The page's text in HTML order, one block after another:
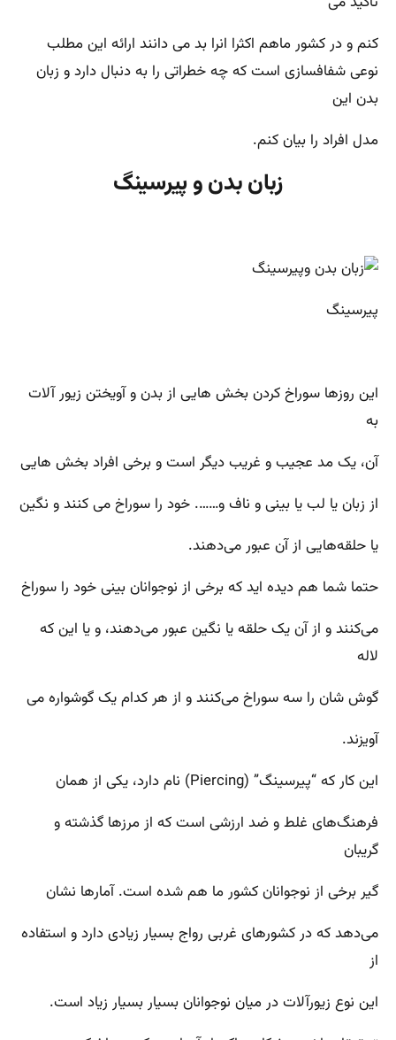
کنم و در کشور ماهم اکثرا انرا بد می دانند ارائه این مطلب
نوعی شفافسازی است که چه خطراتی را به دنبال دارد و زبان
بدن این
مدل افراد را بیان کنم.
زبان بدن و پیرسینگ
پیرسینگ
این روزها سوراخ کردن بخش هایی از بدن و آویختن زیور آلات
به
آن، یک مد عجیب و غریب دیگر است و برخی افراد بخش هایی
از زبان یا لب یا بینی و ناف و……. خود را سوراخ می کنند و نگین
یا حلقه‌هایی از آن عبور می‌دهند.
حتما شما هم دیده اید که برخی از نوجوانان بینی خود را سوراخ
می‌کنند و از آن یک حلقه یا نگین عبور می‌دهند، و یا این که
لاله
گوش شان را سه سوراخ می‌کنند و از هر کدام یک گوشواره می
آویزند.
این کار که “پیرسینگ” (Piercing) نام دارد، یکی از همان
فرهنگ‌های غلط و ضد ارزشی است که از مرزها گذشته و
گریبان
گیر برخی از نوجوانان کشور ما هم شده است. آمارها نشان
می‌دهد که در کشورهای غربی رواج بسیار زیادی دارد و استفاده
از
این نوع زیورآلات در میان نوجوانان بسیار بسیار زیاد است.